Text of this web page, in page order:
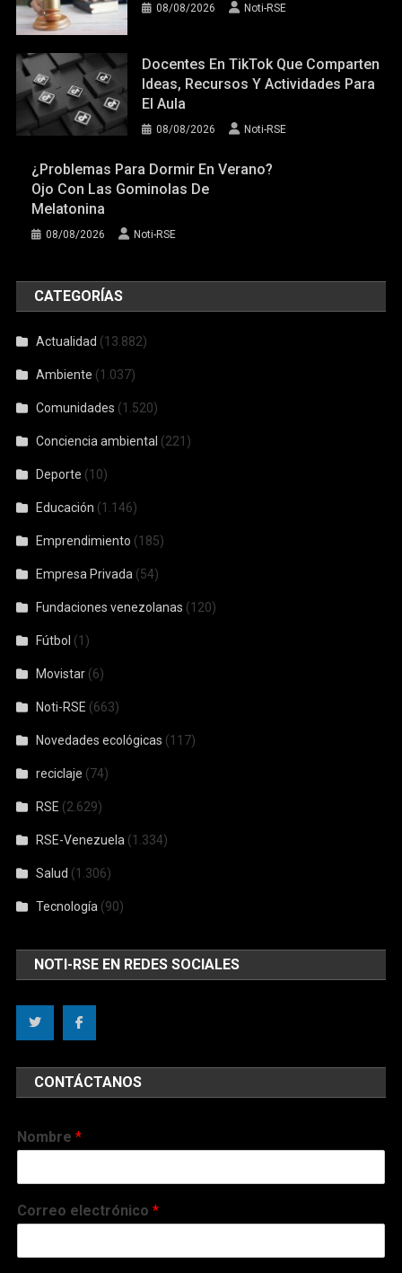
08/08/2026 Noti-RSE
Docentes En TikTok Que Comparten
Ideas, Recursos Y Actividades Para
El Aula
08/08/2026 Noti-RSE
¿Problemas Para Dormir En Verano?
Ojo Con Las Gominolas De
Melatonina
08/08/2026 Noti-RSE
CATEGORÍAS
Actualidad (13.882)
Ambiente (1.037)
Comunidades (1.520)
Conciencia ambiental (221)
Deporte (10)
Educación (1.146)
Emprendimiento (185)
Empresa Privada (54)
Fundaciones venezolanas (120)
Fútbol (1)
Movistar (6)
Noti-RSE (663)
Novedades ecológicas (117)
reciclaje (74)
RSE (2.629)
RSE-Venezuela (1.334)
Salud (1.306)
Tecnología (90)
NOTI-RSE EN REDES SOCIALES
CONTÁCTANOS
Nombre*
Correo electrónico*